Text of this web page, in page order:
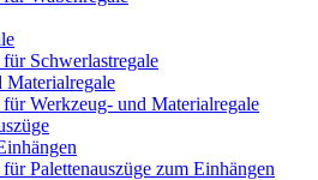
Schwerlastregale
Materialregale
Werkzeug- und Materialregale
Palettenauszüge zum Einhängen